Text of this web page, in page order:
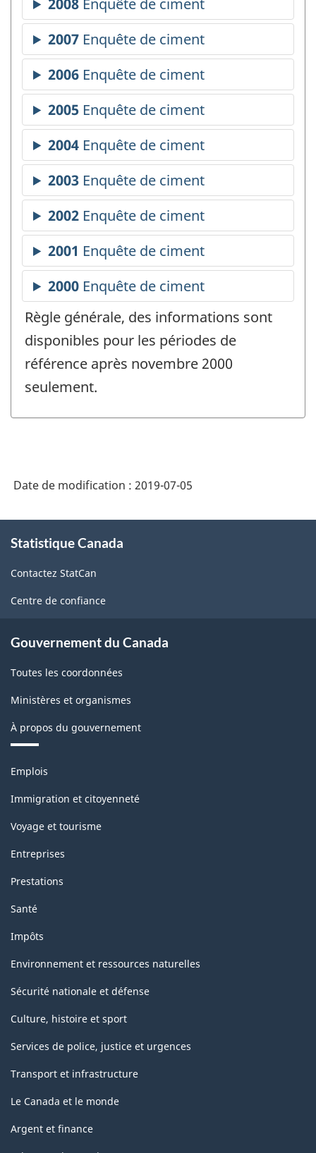
Règle générale, des informations sont
disponibles pour les périodes de
référence après novembre 2000
seulement.
Date de modification : 2019-07-05
propos
ce
site
Statistique Canada
Contactez StatCan
Centre de confiance
Gouvernement du Canada
Toutes les coordonnées
Ministères et organismes
À propos du gouvernement
Thèmes
sujets
Emplois
Immigration et citoyenneté
Voyage et tourisme
Entreprises
Prestations
Santé
Impôts
Environnement et ressources naturelles
Sécurité nationale et défense
Culture, histoire et sport
Services de police, justice et urgences
Transport et infrastructure
Le Canada et le monde
Argent et finance